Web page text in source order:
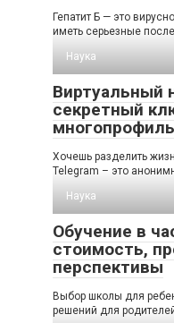
Гепатит Б — это
иметь серьезные
Наука
Виртуальный
секретный
Хочешь разделить
Telegram – это
Наука
Обучение в
стоимость,
перспективы
Выбор школы для
решений для